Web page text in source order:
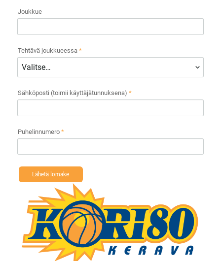
Joukkue
Tehtävä joukkueessa *
Sähköposti (toimii käyttäjätunnuksena) *
Puhelinnumero *
Lähetä lomake